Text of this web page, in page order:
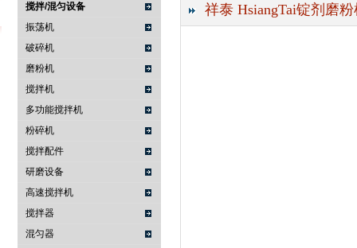
武汉提沃克科技有限公司
搅拌/混匀设备
振荡机
破碎机
磨粉机
搅拌机
多功能搅拌机
粉碎机
搅拌配件
研磨设备
高速搅拌机
搅拌器
混匀器
祥泰 HsiangTai锭剂磨